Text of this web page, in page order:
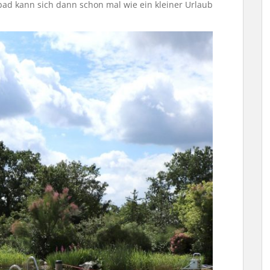
kann sich dann schon mal wie ein kleiner Urlaub